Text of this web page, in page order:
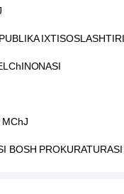
MChJ
BOSH PROKURATURASI